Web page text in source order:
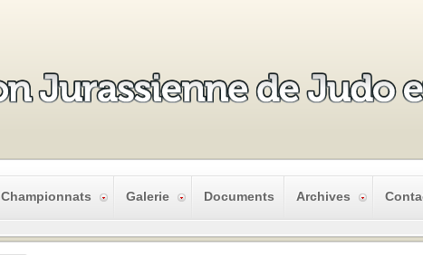
Championnats Galerie Documents Archives